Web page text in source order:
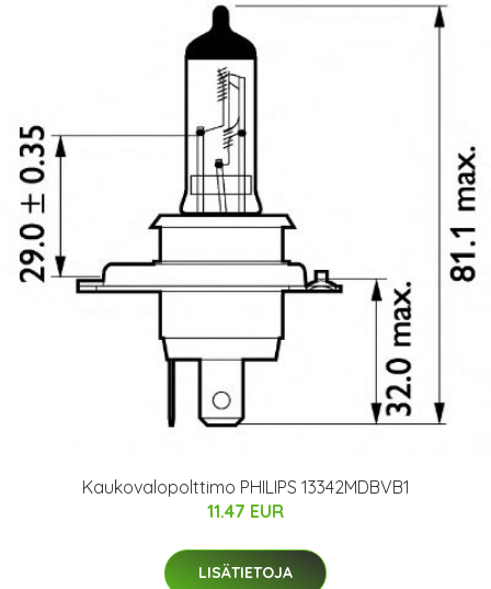
Kaukovalopolttimo PHILIPS 13342MDBVB1
11.47 EUR
LISÄTIETOJA